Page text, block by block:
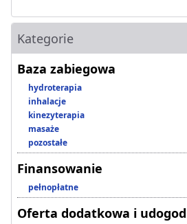
Kategorie
Baza zabiegowa
hydroterapia
inhalacje
kinezyterapia
masaże
pozostałe
Finansowanie
pełnopłatne
Oferta dodatkowa i